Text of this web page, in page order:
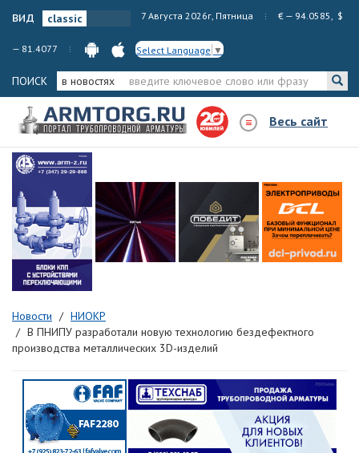
вид 7 Августа 2026г, Пятница € — 94.0585, $
— 81.4077 Select Language ▼
ПОИСК в новостях
Весь сайт
Новости
НИОКР
В ПНИПУ разработали новую технологию бездефектного
производства металлических 3D-изделий